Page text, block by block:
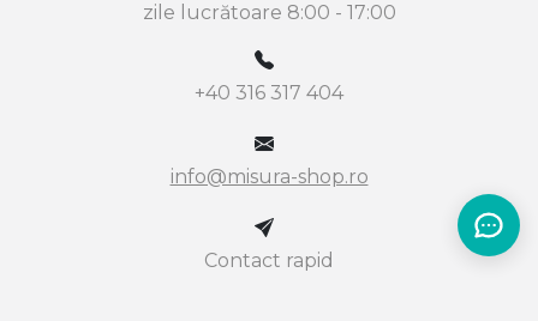
zile lucrătoare 8:00 - 17:00
+40 316 317 404
info@misura-shop.ro
Contact rapid